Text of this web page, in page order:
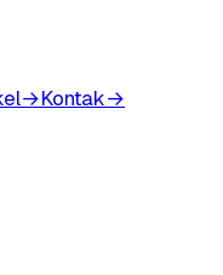
→Kontak→